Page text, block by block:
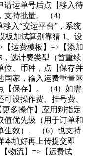
请运单号后点【移入待
持批量。 （4）
入“交运平台”，系统
板加试算别靠猜 1、设
【运费模板】=>【添加
选计费类型（首重续
位、币种，点【保存并
国家，输入运费重量区
【保存】。 （4）如需
设操作费、挂号费、
多操作】应用到指定
值优先级（用于订单和
生效）。 （6）也支持
本填好再上传提交即
物流】=>【运费试